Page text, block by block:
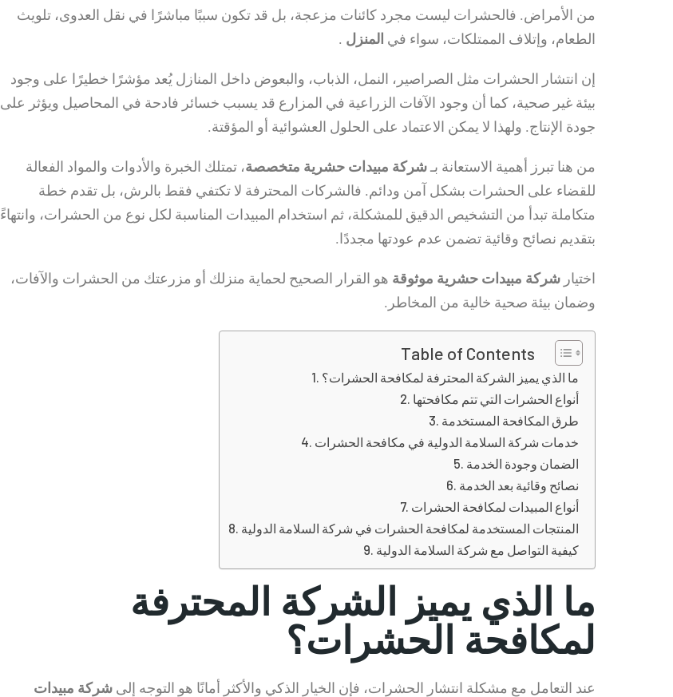
من الأمراض. فالحشرات ليست مجرد كائنات مزعجة، بل قد تكون سببًا مباشرًا في نقل العدوى، تلويث
الطعام، وإتلاف الممتلكات، سواء في المنزل .
إن انتشار الحشرات مثل الصراصير، النمل، الذباب، والبعوض داخل المنازل يُعد مؤشرًا خطيرًا على وجود
بيئة غير صحية، كما أن وجود الآفات الزراعية في المزارع قد يسبب خسائر فادحة في المحاصيل ويؤثر على
جودة الإنتاج. ولهذا لا يمكن الاعتماد على الحلول العشوائية أو المؤقتة.
من هنا تبرز أهمية الاستعانة بـشركة مبيدات حشرية متخصصة، تمتلك الخبرة والأدوات والمواد الفعالة
للقضاء على الحشرات بشكل آمن ودائم. فالشركات المحترفة لا تكتفي فقط بالرش، بل تقدم خطة
متكاملة تبدأ من التشخيص الدقيق للمشكلة، ثم استخدام المبيدات المناسبة لكل نوع من الحشرات، وانتهاءً
بتقديم نصائح وقائية تضمن عدم عودتها مجددًا.
اختيار شركة مبيدات حشرية موثوقة هو القرار الصحيح لحماية منزلك أو مزرعتك من الحشرات والآفات،
وضمان بيئة صحية خالية من المخاطر.
Table of Contents
ما الذي يميز الشركة المحترفة لمكافحة الحشرات؟
أنواع الحشرات التي تتم مكافحتها
طرق المكافحة المستخدمة
خدمات شركة السلامة الدولية في مكافحة الحشرات
الضمان وجودة الخدمة
نصائح وقائية بعد الخدمة
أنواع المبيدات لمكافحة الحشرات
المنتجات المستخدمة لمكافحة الحشرات في شركة السلامة الدولية
كيفية التواصل مع شركة السلامة الدولية
ما الذي يميز الشركة المحترفة
لمكافحة الحشرات؟
عند التعامل مع مشكلة انتشار الحشرات، فإن الخيار الذكي والأكثر أمانًا هو التوجه إلى شركة مبيدات